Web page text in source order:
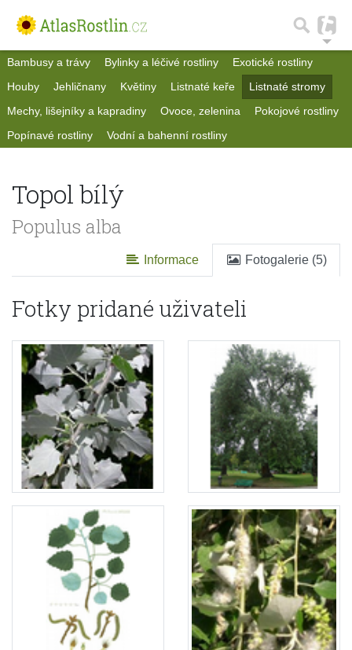
Bambusy a trávy Bylinky a léčivé rostliny
Exotické rostliny
Houby
Jehličnany Květiny Listnaté keře
Listnaté stromy
Mechy, lišejníky a kapradiny
Ovoce, zelenina
Pokojové rostliny
Popínavé rostliny
Vodní a bahenní rostliny
Topol bílý
Populus alba
Informace Fotogalerie (5)
Fotky pridané uživateli